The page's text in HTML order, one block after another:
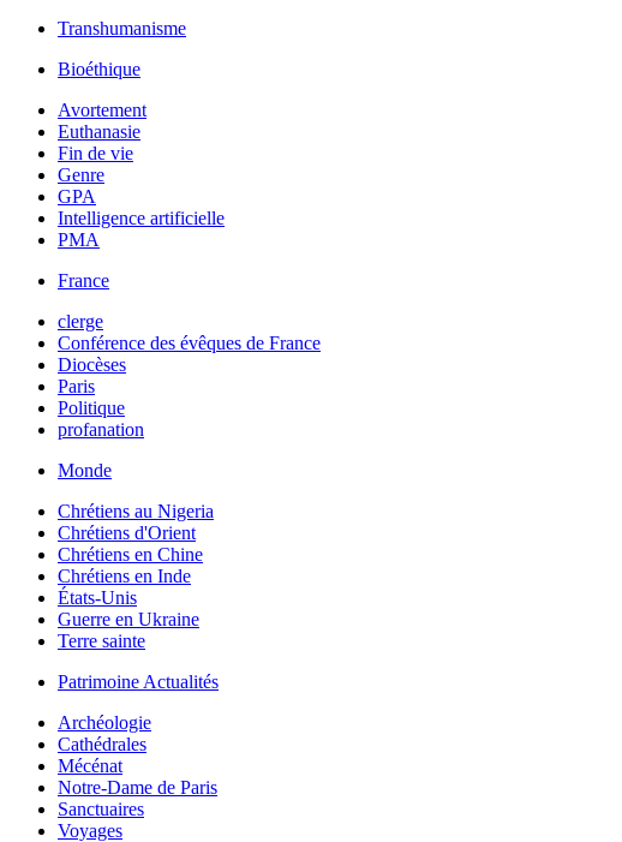
Transhumanisme
Bioéthique
Avortement
Euthanasie
Fin de vie
Genre
GPA
Intelligence artificielle
PMA
France
clerge
Conférence des évêques de France
Diocèses
Paris
Politique
profanation
Monde
Chrétiens au Nigeria
Chrétiens d'Orient
Chrétiens en Chine
Chrétiens en Inde
États-Unis
Guerre en Ukraine
Terre sainte
Patrimoine Actualités
Archéologie
Cathédrales
Mécénat
Notre-Dame de Paris
Sanctuaires
Voyages